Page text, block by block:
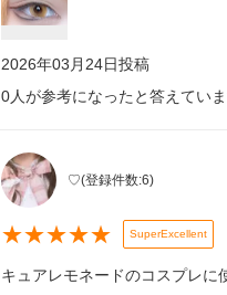
2026年03月24日投稿
0人が参考になったと答えてい
♡(登録件数:6)
★★★★★ SuperExcellent
キュアレモネードのコスプレに